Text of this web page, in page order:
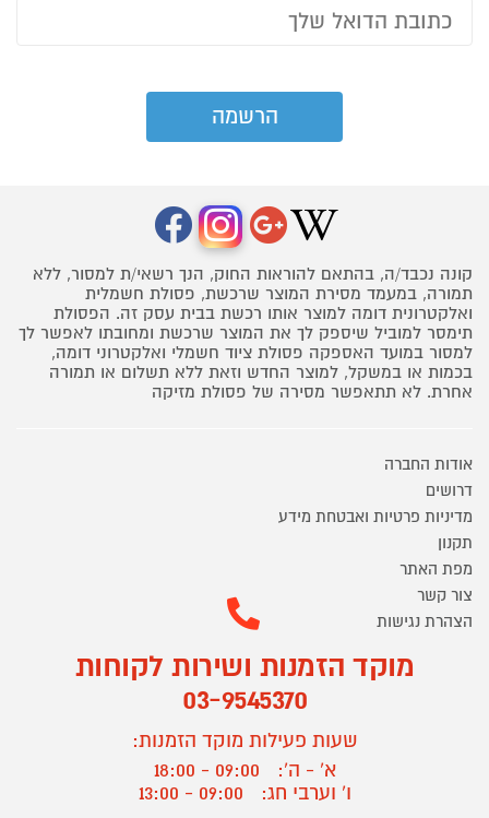
קונה נכבד/ה, בהתאם להוראות החוק, הנך רשאי/ת למסור, ללא
תמורה, במעמד מסירת המוצר שרכשת, פסולת חשמלית
ואלקטרונית דומה למוצר אותו רכשת בבית עסק זה. הפסולת
תימסר למוביל שיספק לך את המוצר שרכשת ומחובתו לאפשר לך
למסור במועד האספקה פסולת ציוד חשמלי ואלקטרוני דומה,
בכמות או במשקל, למוצר החדש וזאת ללא תשלום או תמורה
אחרת. לא תתאפשר מסירה של פסולת מזיקה
אודות החברה
דרושים
מדיניות פרטיות ואבטחת מידע
תקנון
מפת האתר
צור קשר
הצהרת נגישות
מוקד הזמנות ושירות לקוחות
03-9545370
שעות פעילות מוקד הזמנות:
א' - ה':
09:00 - 18:00
ו' וערבי חג:
09:00 - 13:00